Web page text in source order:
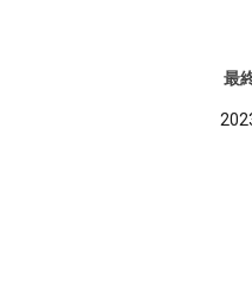
最